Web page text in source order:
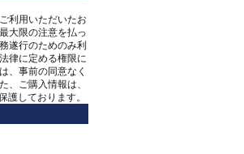
利用いただいたお
大限の注意を払っ
遂行のためのみ利
律に定める権限に
、事前の同意なく
、ご購入情報は、
護しております。